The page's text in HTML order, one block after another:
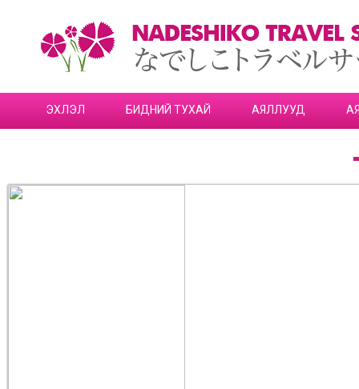
ЭХЛЭЛ БИДНИЙ ТУХАЙ АЯЛЛУУД